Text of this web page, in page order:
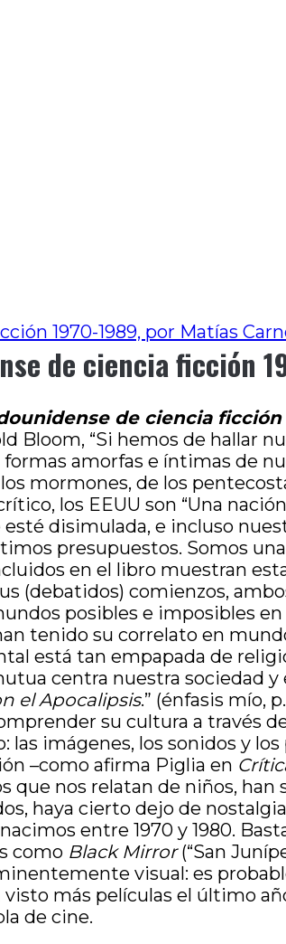
1970-1989, por Matías
de ciencia ficción
de ciencia ficción
Bloom, “Si hemos de hallar
amorfas e íntimas de
mormones, de los
crítico, los EEUU son “Una
disimulada, e incluso
presupuestos. Somos
en el libro muestran
(debatidos) comienzos,
posibles e imposibles
tenido su correlato en
está tan empapada de
centra nuestra sociedad
el Apocalipsis.” (énfasis mío,
su cultura a través
imágenes, los sonidos y
–como afirma Piglia en
que nos relatan de niños,
haya cierto dejo de
entre 1970 y 1980.
como Black Mirror(“San
visual: es
más películas el último
de cine.